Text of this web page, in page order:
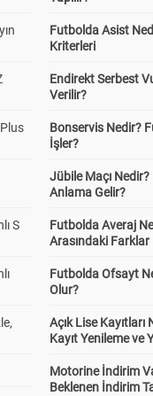
S
Futbolda Asist
Kriterleri
Endirekt Serbest
Verilir?
Bonservis Nedir?
İşler?
Jübile Maçı
Anlama Gelir?
Futbolda Averaj
Arasındaki Farklar
Futbolda Ofsayt
Olur?
Açık Lise
Kayıt Yenileme ve
Motorine İndirim
Beklenen İndirim